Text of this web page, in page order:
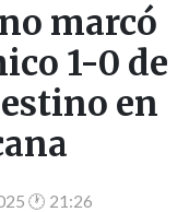
marcó
1-0 de
en
🕐 21:26